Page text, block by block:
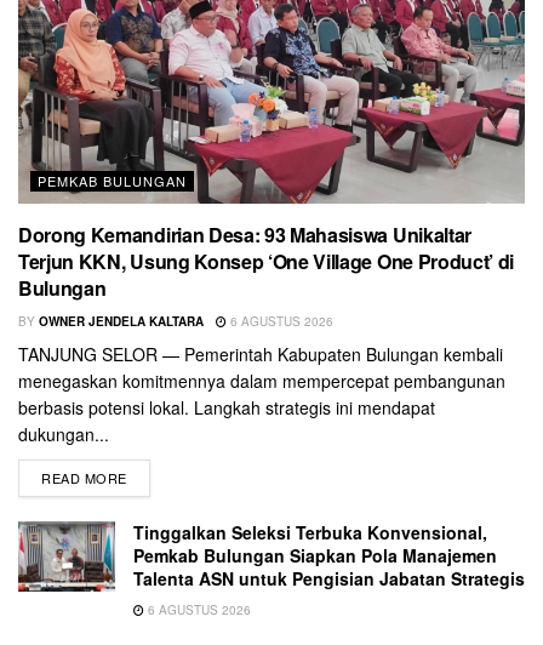
PEMKAB BULUNGAN
Dorong Kemandirian Desa: 93 Mahasiswa Unikaltar
Terjun KKN, Usung Konsep ‘One Village One Product’ di
Bulungan
BY OWNER JENDELA KALTARA 6 AGUSTUS 2026
TANJUNG SELOR — Pemerintah Kabupaten Bulungan kembali
menegaskan komitmennya dalam mempercepat pembangunan
berbasis potensi lokal. Langkah strategis ini mendapat
dukungan...
READ MORE
Tinggalkan Seleksi Terbuka Konvensional,
Pemkab Bulungan Siapkan Pola Manajemen
Talenta ASN untuk Pengisian Jabatan Strategis
6 AGUSTUS 2026